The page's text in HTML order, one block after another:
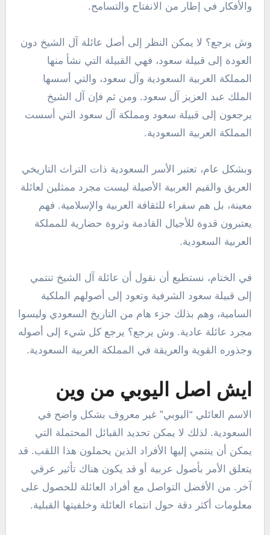
والأفكار في إطار من الانفتاح والتسامح.
وش يرجع؟ لا يمكن النظر إلى أصل عائلة آل الشيخ دون
العودة إلى قبيلة سعود، فهي القبيلة التي نشأ منها
المملكة العربية السعودية وآل سعود، والتي أسسها
الملك عبد العزيز آل سعود. ومن ثم فإن آل الشيخ
يرجعون إلى قبيلة سعود ومملكة آل سعود التي أسست
المملكة العربية السعودية.
وبشكل عام، تعتبر الأسر السعودية ذات التراث التاريخي
العريق والقيم العربية الأصيلة ليست مجرد ممثلين لعائلة
معينة، بل هم سفراء للثقافة العربية والإسلامية. فهم
يعتبرون قدوة للأجيال القادمة وثروة حضارية للمملكة
العربية السعودية.
في الختام، نستطيع أن نقول أن عائلة آل الشيخ تنتمي
إلى قبيلة سعود الشرفية وتعود إلى أصولهم الملكية
السامية، وهم بذلك جزء هام من التاريخ السعودي وليسوا
مجرد عائلة عادية. وش يرجع؟ يرجع كل شيء إلى أصوله
وجذوره القوية والعريقة في المملكة العربية السعودية.
ايش اصل اليوبي من وين
الاسم العائلي “اليوبي” غير معروف بشكل واضح في
السعودية. لذلك لا يمكن تحديد القبائل المحتملة التي
يمكن أن ينتمي إليها الأفراد الذين يحملون هذا اللقب. قد
يتعلق الأمر بأصول عربية أو قد يكون هناك تأثير عرقي
آخر. من الأفضل التواصل مع أفراد العائلة للحصول على
معلومات أكثر دقة حول انتماء العائلة وخلفيتها القبلية.